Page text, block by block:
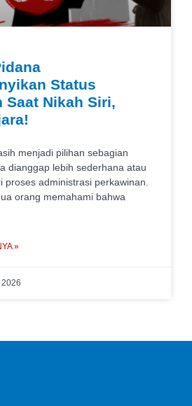
Status
Saat Nikah Siri,
menjadi pilihan sebagian
dianggap lebih sederhana atau
proses administrasi perkawinan.
orang memahami bahwa
»